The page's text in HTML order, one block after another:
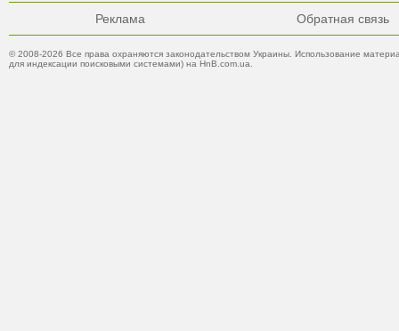
Реклама Обратная связь
© 2008-2026 Все права охраняются законодательством Украины. Использование
для индексации поисковыми системами) на HnB.com.ua.